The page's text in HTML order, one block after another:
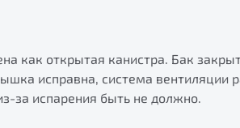
как открытая канистра. Бак
исправна, система вентиляции
за испарения быть не должно.